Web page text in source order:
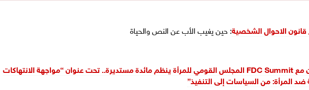
الاحوال الشخصية: حين يغيب الأب عن النص والحياة
بالتعاون مع FDC Summit المجلس القومي للمرأة ينظم مائدة مستديرة.. تحت عنوان “مواجهة الانتهاكات
ضد المرأة: من السياسات إلى التنفيذ”